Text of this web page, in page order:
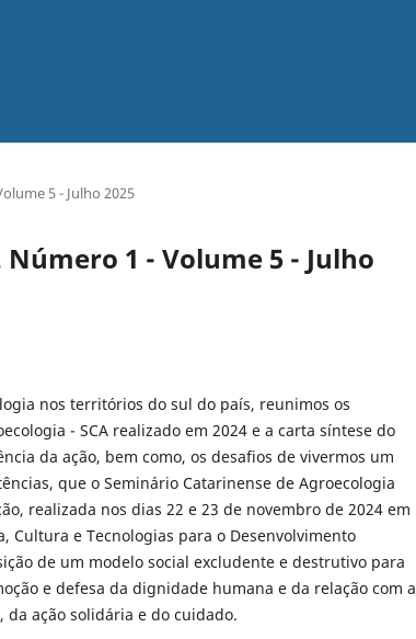
5 - Julho 2025
1 - Volume 5 - Julho
nos territórios do sul do país, reunimos os
- SCA realizado em 2024 e a carta síntese do
da ação, bem como, os desafios de vivermos um
que o Seminário Catarinense de Agroecologia
realizada nos dias 22 e 23 de novembro de 2024 em
Cultura e Tecnologias para o Desenvolvimento
de um modelo social excludente e destrutivo para
e defesa da dignidade humana e da relação com a
da ação solidária e do cuidado.